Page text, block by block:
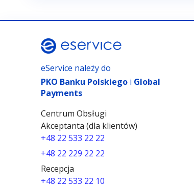
eService należy do
PKO Banku Polskiegoi Global
Payments
Centrum Obsługi
Akceptanta (dla klientów)
+48 22 533 22 22
+48 22 229 22 22
Recepcja
+48 22 533 22 10